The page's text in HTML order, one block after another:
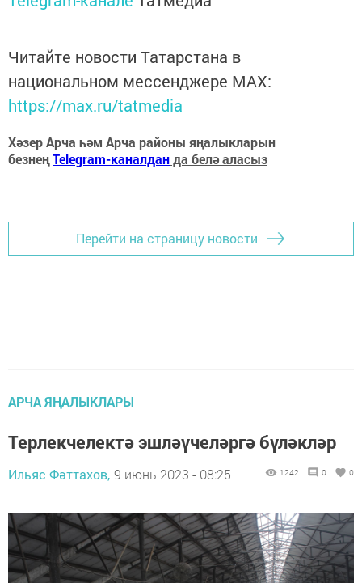
Читайте новости Татарстана в
национальном мессенджере MАХ:
https://max.ru/tatmedia
Хәзер Арча һәм Арча районы яңалыкларын
безнеңTelegram-каналданда белә аласыз
Перейти на страницу новости
АРЧА ЯҢАЛЫКЛАРЫ
Терлекчелектә эшләүчеләргә бүләкләр
Ильяс Фәттахов, 9 июнь 2023 - 08:25 1242 0 0